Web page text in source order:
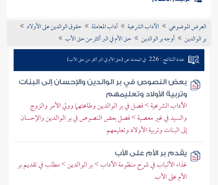
موضوعي
تراجم الأعلام
العرض الموضوعي الآداب الشرعية آداب المعاملة
حقوق الوالدين على الأولاد
بر الوالدين
أوجه بر الوالدين حق الأم في البر أكثر من حق الأب
عدد النتائج : 226 في البحث عن (حق الأم في البر أكثر من حق الأب)
بعض النصوص في بر الوالدين والإحسان إلى البنات
وتربية الأولاد وتعليمهم
الآداب الشرعية > فصل في بر الوالدين وطاعتهما وولي الأمر والزوج
والسيد في غير معصية > فصل بعض النصوص في بر الوالدين والإحسان
إلى البنات وتربية الأولاد وتعليمهم
يقدم بر الأم على الأب
غذاء الألباب في شرح منظومة الآداب > بر الوالدين > مطلب في تقديم بر
الأم على الأب